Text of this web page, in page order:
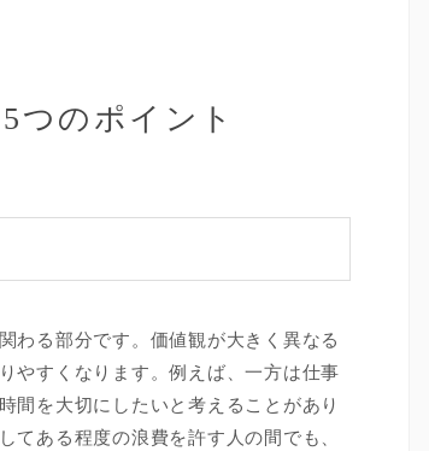
つのポイント
わる部分です。価値観が大きく異なる
やすくなります。例えば、一方は仕事
間を大切にしたいと考えることがあり
てある程度の浪費を許す人の間でも、